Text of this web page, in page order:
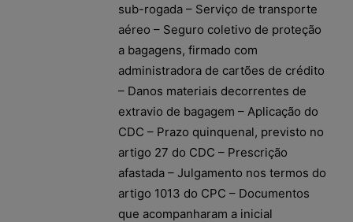
sub-rogada – Serviço de transporte
aéreo – Seguro coletivo de proteção
a bagagens, firmado com
administradora de cartões de crédito
– Danos materiais decorrentes de
extravio de bagagem – Aplicação do
CDC – Prazo quinquenal, previsto no
artigo 27 do CDC – Prescrição
afastada – Julgamento nos termos do
artigo 1013 do CPC – Documentos
que acompanharam a inicial